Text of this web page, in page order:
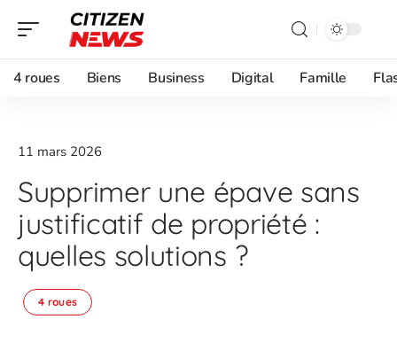
4 roues Biens Business Digital Famille
11 mars 2026
Supprimer une épave sans
justificatif de propriété :
quelles solutions ?
4 roues